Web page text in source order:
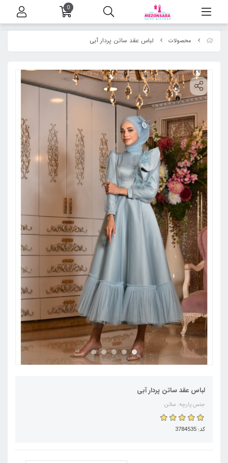
محصولات لباس عقد ساتن پردار آبی
لباس عقد ساتن پردار آبی
جنس پارچه: ساتن
کد: 3784535
0